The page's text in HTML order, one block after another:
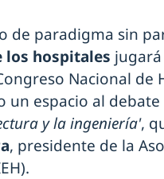
de paradigma sin
los hospitales
Nacional de
un espacio al
y la ingeniería',
, presidente de la